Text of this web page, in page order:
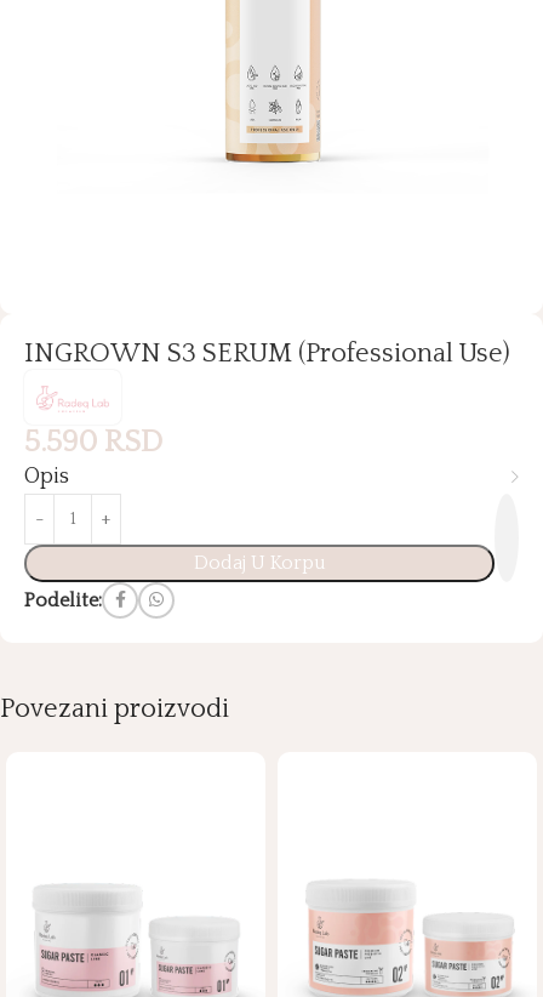
INGROWN S3 SERUM (Professional Use)
5.590 RSD
Opis
Dodaj U Korpu
Podelite:
Povezani proizvodi